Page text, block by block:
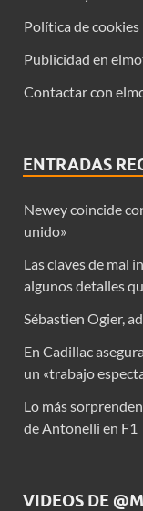
Política de cookies
Publicidad en
Contactar con
ENTRADAS
Newey coincide
unido»
Las claves de mal
algunos detalles
Sébastien Ogier,
En Cadillac
un «trabajo
Lo más
de Antonelli en F1
VIDEOS DE